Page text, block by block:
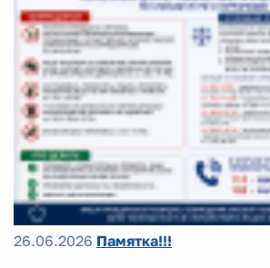
26.06.2026 Памятка!!!